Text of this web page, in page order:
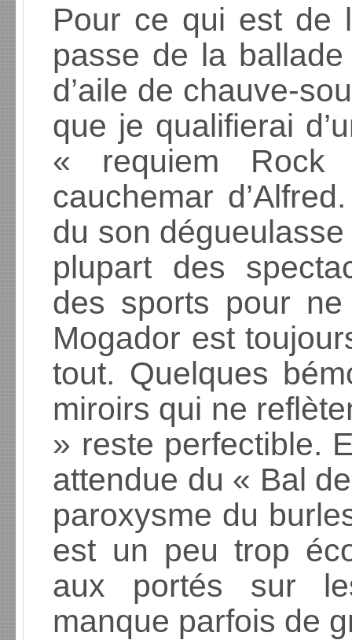
Pour ce qui est de
passe de la
d’aile de chauve-
que je qualifierai
« requiem
cauchemar
du son
plupart des
des sports pour
Mogador est
tout. Quelques
miroirs qui ne
» reste perfectible.
attendue du « Bal
paroxysme du
est un peu trop
aux portés sur
manque parfois de